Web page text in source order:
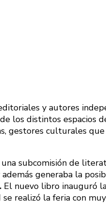
y autores
los distintos espacios
gestores culturales
subcomisión de
generaba la
El nuevo libro inauguró
realizó la feria con